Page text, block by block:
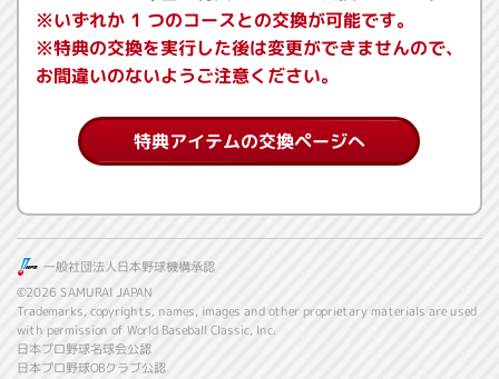
※いずれか 1 つのコースとの交換が可能です。
※特典の交換を実行した後は変更ができませんので、
お間違いのないようご注意ください。
特典アイテムの交換ページへ
一般社団法人日本野球機構承認
©2026 SAMURAI JAPAN
Trademarks, copyrights, names, images and other proprietary materials are used
with permission of World Baseball Classic, Inc.
日本プロ野球名球会公認
日本プロ野球OBクラブ公認